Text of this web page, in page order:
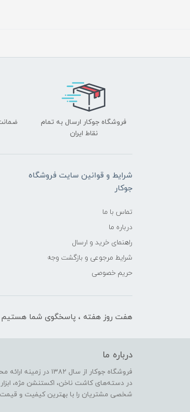
فروشگاه جوکار ارسال به تمام
نقاط ایران
شرایط و قوانین سایت فروشگاه
جوکار
تماس با ما
درباره ما
راهنمای خرید و ارسال
شرایط مرجوعی و بازگشت وجه
حریم خصوصی
هفت روز هفته ، پاسخگوی شما هستیم
درباره ما
فروشگاه جوکار از
در دسته‌های کاشت ناخن، اکستنشن مژه،
شخصی مشتریان را با بهترین کیفیت و قیمت